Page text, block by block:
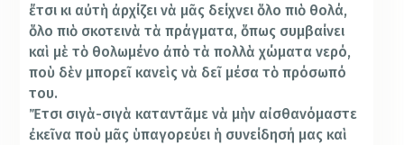
ἔτσι κι αὐτὴ ἀρχίζει νὰ μᾶς δείχνει ὅλο πιὸ θολά,
ὅλο πιὸ σκοτεινὰ τὰ πράγματα, ὅπως συμβαίνει
καὶ μὲ τὸ θολωμένο ἀπὸ τὰ πολλὰ χώματα νερό,
ποὺ δὲν μπορεῖ κανεὶς νὰ δεῖ μέσα τὸ πρόσωπό
του.
Ἔτσι σιγὰ-σιγὰ καταντᾶμε νὰ μὴν αἰσθανόμαστε
ἐκεῖνα ποὺ μᾶς ὑπαγορεύει ἡ συνείδησή μας καὶ